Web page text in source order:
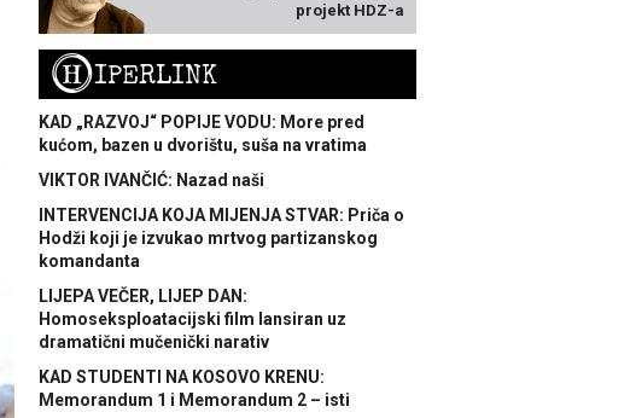
projekt HDZ-a
HIPERLINK
KAD „RAZVOJ“ POPIJE VODU: More pred
kućom, bazen u dvorištu, suša na vratima
VIKTOR IVANČIĆ: Nazad naši
INTERVENCIJA KOJA MIJENJA STVAR: Priča o
Hodži koji je izvukao mrtvog partizanskog
komandanta
LIJEPA VEČER, LIJEP DAN:
Homoseksploatacijski film lansiran uz
dramatični mučenički narativ
KAD STUDENTI NA KOSOVO KRENU:
Memorandum 1 i Memorandum 2 – isti